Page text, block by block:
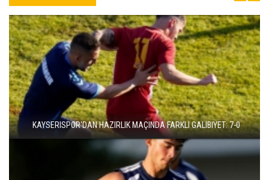
KAYSERISPOR'DAN HAZIRLIK MAÇINDA FARKLI GALIBIYET: 7-0